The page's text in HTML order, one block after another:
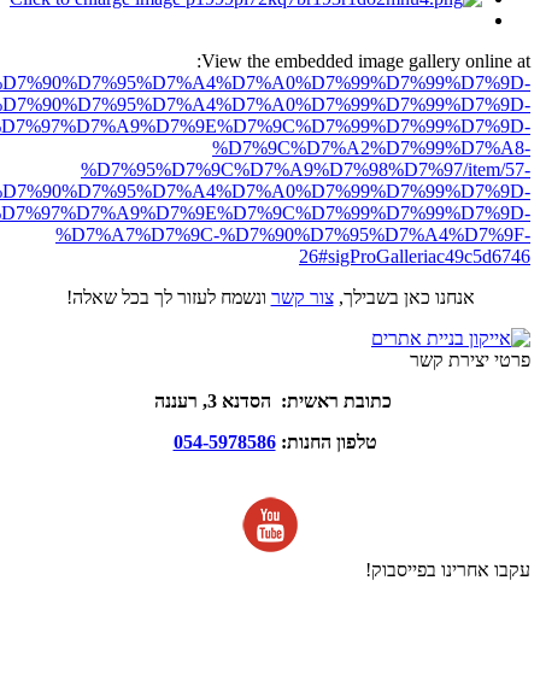
View the embedded image gallery online at:
%D7%9C%D7%A2%D7%99%D7%A8-
%D7%95%D7%9C%D7%A9%D7%98%D7%97/item/57-
%D7%A7%D7%9C-%D7%90%D7%95%D7%A4%D7%9F-
26#sigProGalleriac49c5d6746
אנחנו כאן בשבילך,צור קשר ונשמח לעזור לך בכל שאלה!
פרטי יצירת קשר
כתובת ראשית: הסדנא 3, רעננה
טלפון החנות:054-5978586
עקבו אחרינו בפייסבוק!